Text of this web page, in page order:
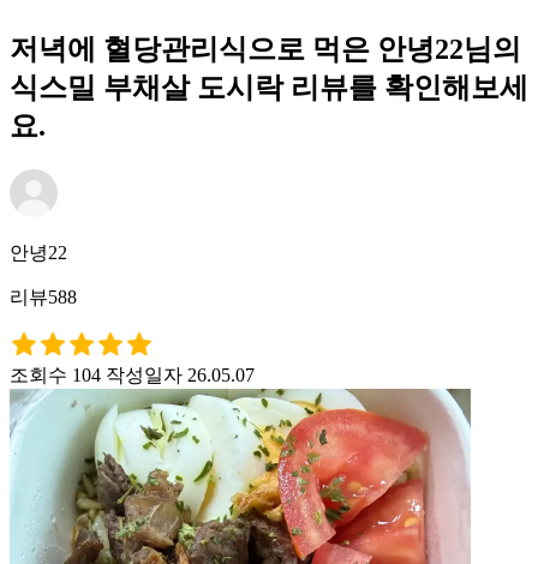
저녁에 혈당관리식으로 먹은 안녕22님의
식스밀 부채살 도시락 리뷰를 확인해보세
요.
안녕22
리뷰588
조회수 104 작성일자 26.05.07